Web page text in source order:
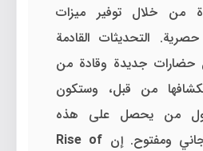
من خلال توفير ميزات
حصرية. التحديثات القادمة
ستشمل حضارات جديدة وقادة من
من قبل، وستكون
أول من يحصل على هذه
ومفتوح. إن Rise of